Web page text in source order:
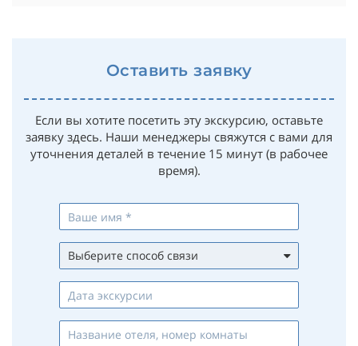
Оставить заявку
Если вы хотите посетить эту экскурсию, оставьте
заявку здесь. Наши менеджеры свяжутся с вами для
уточнения деталей в течение 15 минут (в рабочее
время).
Выберите способ связи